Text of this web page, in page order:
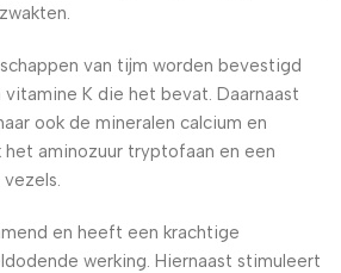
van tijm worden bevestigd
K die het bevat. Daarnaast
ook de mineralen calcium en
het aminozuur tryptofaan en een
en heeft een krachtige
werking. Hiernaast stimuleert